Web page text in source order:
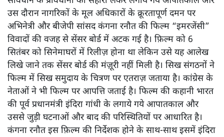
उस दौरान नागरिकों के मूल अधिकारों के क्रूरतापूर्ण दमन पर
अभिनेत्री और बीजेपी सांसद कंगना रनौत की फिल्म “इमरजेंसी”
विवादों की वजह से सेंसर बोर्ड में अटक गई है। फ़िल्म को 6
सितंबर को सिनेमाघरों में रिलीज़ होना था लेकिन उसे यह आलेख
लिखे जाने तक सेंसर बोर्ड की मंज़ूरी नहीं मिली है। सिख संगठनों ने
फिल्म में सिख समुदाय के चित्रण पर एतराज़ जताया है। कांग्रेस के
नेताओं ने भी फिल्म पर आपत्ति जताई है। फिल्म की कहानी भारत
की पूर्व प्रधानमंत्री इंदिरा गांधी के लगाये गये आपातकाल और
उससे जुड़ी घटनाओं और बाद की परिस्थितियों पर आधारित है।
कंगना रनौत इस फ़िल्म की निर्देशक होने के साथ-साथ इसमें इंदिरा